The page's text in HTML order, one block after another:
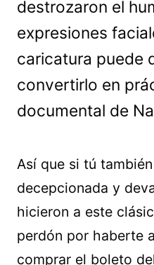
destrozaron el
expresiones
caricatura puede
convertirlo en
documental de
Así que si tú
decepcionada y
hicieron a este
perdón por haberte
comprar el boleto